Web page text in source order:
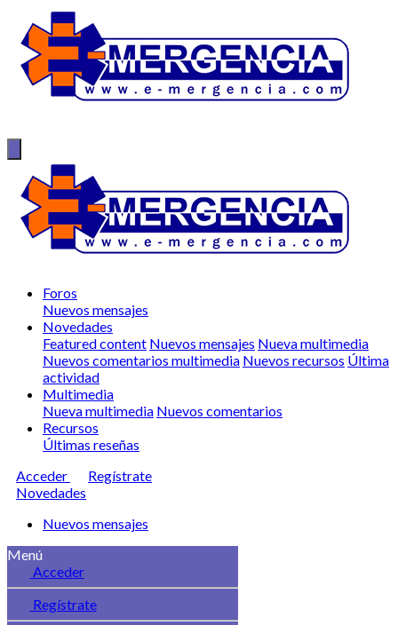
Foros
Nuevos mensajes
Novedades
Featured content Nuevos mensajes Nueva multimedia
Nuevos comentarios multimedia Nuevos recursos Última
actividad
Multimedia
Nueva multimedia Nuevos comentarios
Recursos
Últimas reseñas
Acceder
Regístrate
Novedades
Nuevos mensajes
Menú
Acceder
Regístrate